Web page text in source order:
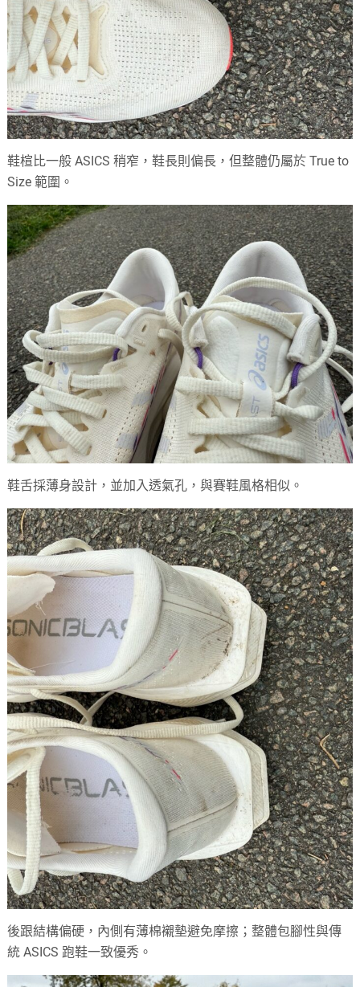
鞋楦比一般 ASICS 稍窄，鞋長則偏長，但整體仍屬於 True to
Size 範圍。
鞋舌採薄身設計，並加入透氣孔，與賽鞋風格相似。
後跟結構偏硬，內側有薄棉襯墊避免摩擦；整體包腳性與傳
統 ASICS 跑鞋一致優秀。